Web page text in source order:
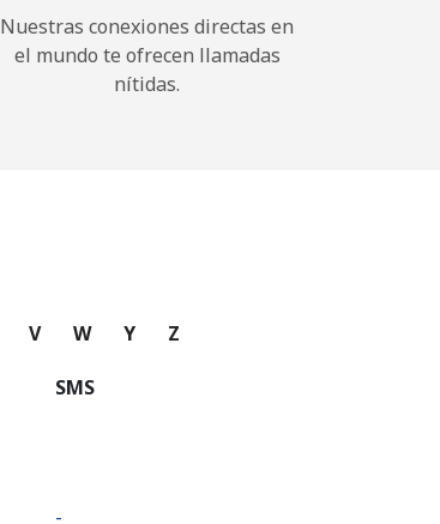
Nuestras conexiones directas en
el mundo te ofrecen llamadas
nítidas.
V W Y Z
SMS
-